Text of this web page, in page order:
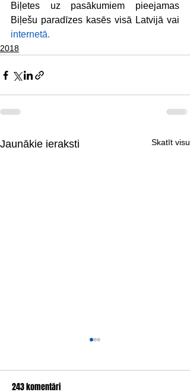
Biļetes uz pasākumiem pieejamas
internetā.
2018
Jaunākie ieraksti Skatīt visu
243 komentāri